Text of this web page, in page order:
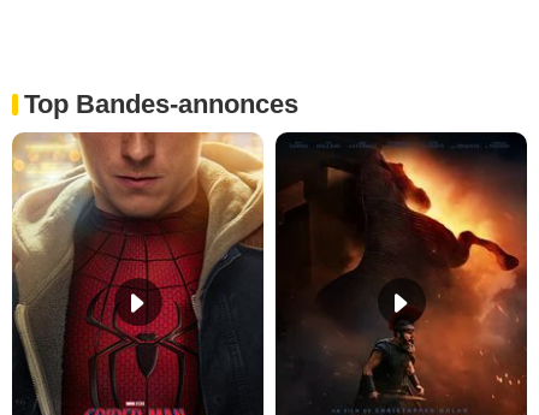
Top Bandes-annonces